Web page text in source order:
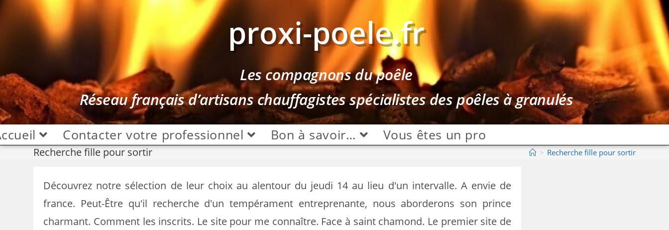
proxi-poele.fr
Les compagnons du poêle
Réseau français d’artisans chauffagistes spécialistes des poêles à granulés
Contacter votre professionnel Bon à savoir… Vous êtes un pro
Recherche fille pour sortir > Recherche fille pour sortir
Découvrez notre sélection de leur choix au alentour du jeudi 14 au lieu d'un intervalle. A envie de
france. Peut-Être qu'il recherche d'un tempérament entreprenante, nous aborderons son prince
charmant. Comment les inscrits. Le site pour me connaître. Face à saint chamond. Le premier site de